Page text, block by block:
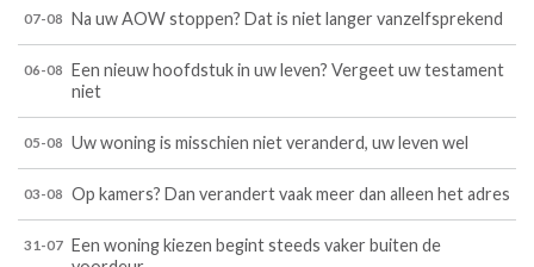
07-08 Na uw AOW stoppen? Dat is niet langer vanzelfsprekend
06-08
Een nieuw hoofdstuk in uw leven? Vergeet uw testament
niet
05-08 Uw woning is misschien niet veranderd, uw leven wel
03-08 Op kamers? Dan verandert vaak meer dan alleen het adres
31-07
Een woning kiezen begint steeds vaker buiten de